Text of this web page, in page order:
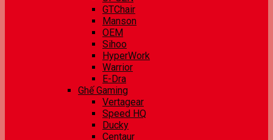
GTChair
Manson
OEM
Sihoo
HyperWork
Warrior
E-Dra
Ghế Gaming
Vertagear
Speed HQ
Ducky
Centaur